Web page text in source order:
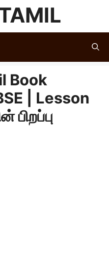
Book
| Lesson
பிறப்பு